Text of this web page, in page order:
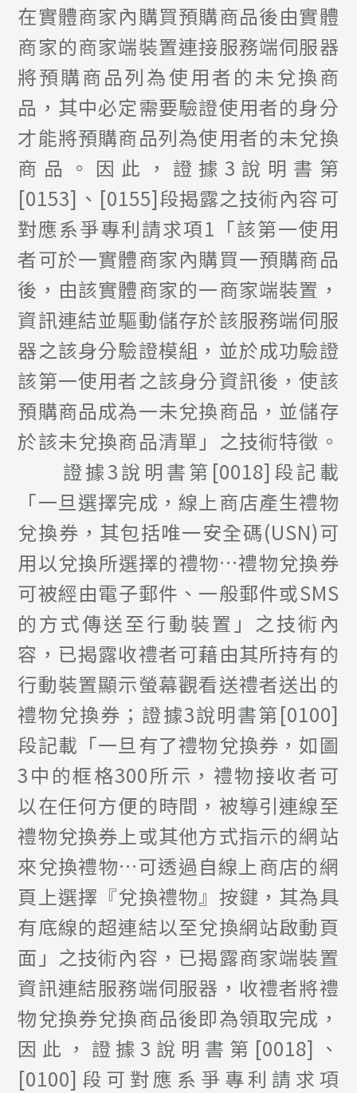
在實體商家內購買預購商品後由實體
商家的商家端裝置連接服務端伺服器
將預購商品列為使用者的未兌換商
品，其中必定需要驗證使用者的身分
才能將預購商品列為使用者的未兌換
商品。因此，證據3說明書第
[0153]、[0155]段揭露之技術內容可
對應系爭專利請求項1「該第一使用
者可於一實體商家內購買一預購商品
後，由該實體商家的一商家端裝置，
資訊連結並驅動儲存於該服務端伺服
器之該身分驗證模組，並於成功驗證
該第一使用者之該身分資訊後，使該
預購商品成為一未兌換商品，並儲存
於該未兌換商品清單」之技術特徵。
證據3說明書第[0018]段記載
「一旦選擇完成，線上商店產生禮物
兌換券，其包括唯一安全碼(USN)可
用以兌換所選擇的禮物…禮物兌換券
可被經由電子郵件、一般郵件或SMS
的方式傳送至行動裝置」之技術內
容，已揭露收禮者可藉由其所持有的
行動裝置顯示螢幕觀看送禮者送出的
禮物兌換券；證據3說明書第[0100]
段記載「一旦有了禮物兌換券，如圖
3中的框格300所示，禮物接收者可
以在任何方便的時間，被導引連線至
禮物兌換券上或其他方式指示的網站
來兌換禮物…可透過自線上商店的網
頁上選擇『兌換禮物』按鍵，其為具
有底線的超連結以至兌換網站啟動頁
面」之技術內容，已揭露商家端裝置
資訊連結服務端伺服器，收禮者將禮
物兌換券兌換商品後即為領取完成，
因此，證據3說明書第[0018]、
[0100]段可對應系爭專利請求項